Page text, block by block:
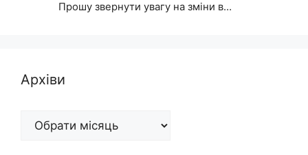
Прошу звернути увагу на зміни в…
Архіви
Архіви